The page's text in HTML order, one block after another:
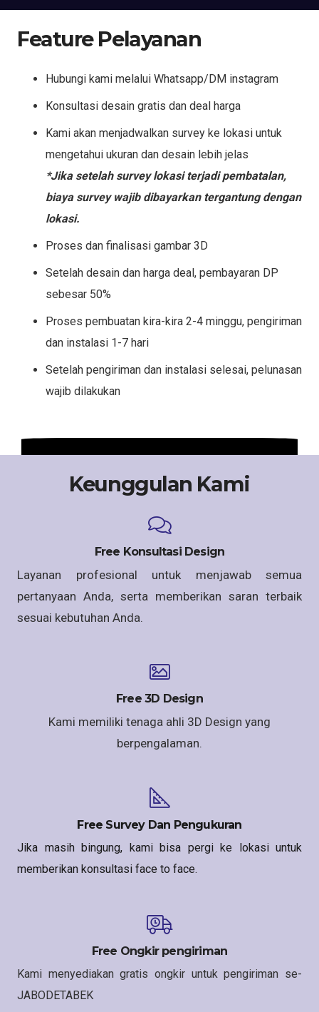
Feature Pelayanan
Hubungi kami melalui Whatsapp/DM instagram
Konsultasi desain gratis dan deal harga
Kami akan menjadwalkan survey ke lokasi untuk
mengetahui ukuran dan desain lebih jelas
*Jika setelah survey lokasi terjadi pembatalan,
biaya survey wajib dibayarkan tergantung dengan
lokasi.
Proses dan finalisasi gambar 3D
Setelah desain dan harga deal, pembayaran DP
sebesar 50%
Proses pembuatan kira-kira 2-4 minggu, pengiriman
dan instalasi 1-7 hari
Setelah pengiriman dan instalasi selesai, pelunasan
wajib dilakukan
Keunggulan Kami
Free Konsultasi Design
Layanan profesional untuk menjawab semua
pertanyaan Anda, serta memberikan saran terbaik
sesuai kebutuhan Anda.
Free 3D Design
Kami memiliki tenaga ahli 3D Design yang
berpengalaman.
Free Survey Dan Pengukuran
Jika masih bingung, kami bisa pergi ke lokasi untuk
memberikan konsultasi face to face.
Free Ongkir pengiriman
Kami menyediakan gratis ongkir untuk pengiriman se-
JABODETABEK